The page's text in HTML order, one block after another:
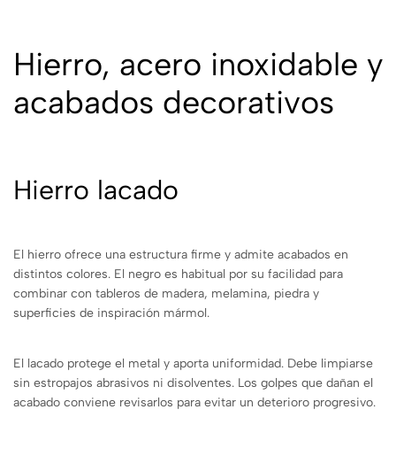
Hierro, acero inoxidable y
acabados decorativos
Hierro lacado
El hierro ofrece una estructura firme y admite acabados en
distintos colores. El negro es habitual por su facilidad para
combinar con tableros de madera, melamina, piedra y
superficies de inspiración mármol.
El lacado protege el metal y aporta uniformidad. Debe limpiarse
sin estropajos abrasivos ni disolventes. Los golpes que dañan el
acabado conviene revisarlos para evitar un deterioro progresivo.